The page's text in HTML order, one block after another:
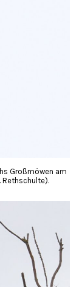
Großmöwen am
Rethschulte).